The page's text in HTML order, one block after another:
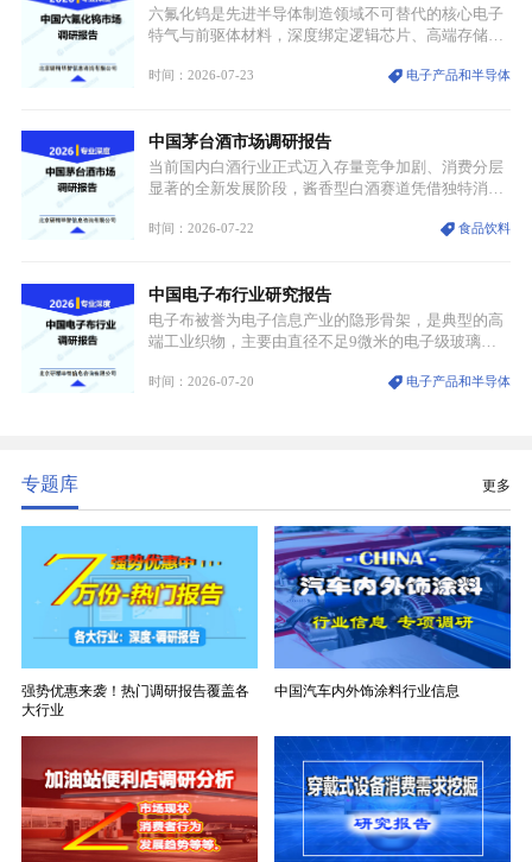
需资源。
六氟化钨是先进半导体制造领域不可替代的核心电子
特气与前驱体材料，深度绑定逻辑芯片、高端存储芯
沉积（CVD）、原子层沉积（ALD）工艺专用前驱体
密制造流程。
时间：2026-07-23 电子产品和半导体
中国茅台酒市场调研报告
当前国内白酒行业正式迈入存量竞争加剧、消费分层
显著的全新发展阶段，酱香型白酒赛道凭借独特消费
道。贵州茅台凭借独一无二的核心产区壁垒、刚性产
业。
时间：2026-07-22 食品饮料
中国电子布行业研究报告
电子布被誉为电子信息产业的隐形骨架，是典型的高
端工业织物，主要由直径不足9微米的电子级玻璃纤
生产制造过程中不可或缺的核心基材。电子布具备高
时间：2026-07-20 电子产品和半导体
专题库 更多
强势优惠来袭！热门调研报告覆盖各
大行业
中国汽车内外饰涂料行业信息